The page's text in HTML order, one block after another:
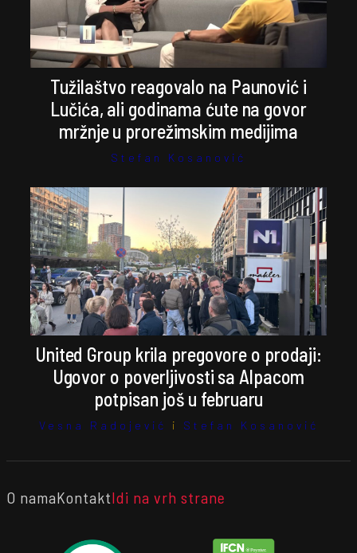
Tužilaštvo reagovalo na Paunović i
Lučića, ali godinama ćute na govor
mržnje u prorežimskim medijima
Stefan Kosanović
United Group krila pregovore o prodaji:
Ugovor o poverljivosti sa Alpacom
potpisan još u februaru
Vesna Radojević i Stefan Kosanović
O namaKontaktIdi na vrh strane